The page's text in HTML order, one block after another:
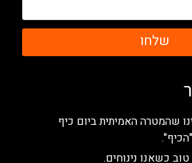
שלחו
שהמטרה האמיתית ביום כיף
כשאנו נינוחים.